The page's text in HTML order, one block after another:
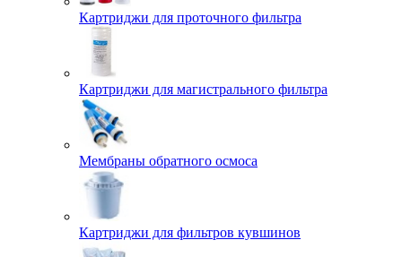
Картриджи для проточного фильтра
Картриджи для магистрального фильтра
Мембраны обратного осмоса
Картриджи для фильтров кувшинов